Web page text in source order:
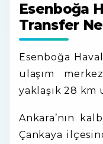
Esenboğa
Transfer
Esenboğa
ulaşım
yaklaşık 28 km
Ankara’nın
Çankaya